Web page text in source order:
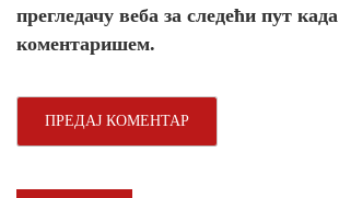
прегледачу веба за следећи пут када
коментаришем.